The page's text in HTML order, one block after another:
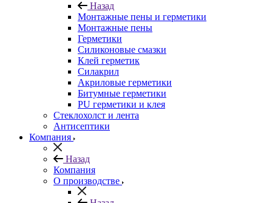
Назад
Монтажные пены и герметики
Монтажные пены
Герметики
Силиконовые смазки
Клей герметик
Силакрил
Акриловые герметики
Битумные герметики
PU герметики и клея
Стеклохолст и лента
Антисептики
Компания
Назад
Компания
О производстве